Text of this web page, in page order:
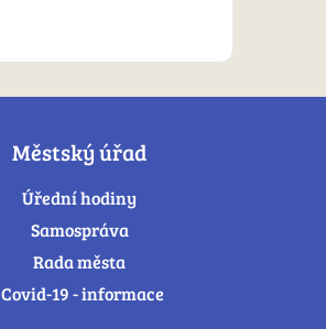
Městský úřad
Úřední hodiny
Samospráva
Rada města
Covid-19 - informace